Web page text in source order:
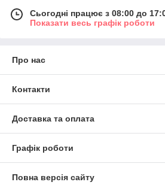
Сьогодні працює з 08:00 до
Показати весь графік роботи
Про нас
Контакти
Доставка та оплата
Графік роботи
Повна версія сайту